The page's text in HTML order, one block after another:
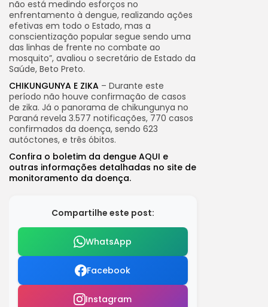
não está medindo esforços no
enfrentamento à dengue, realizando ações
efetivas em todo o Estado, mas a
conscientização popular segue sendo uma
das linhas de frente no combate ao
mosquito”, avaliou o secretário de Estado da
Saúde, Beto Preto.
CHIKUNGUNYA E ZIKA – Durante este
período não houve confirmação de casos
de zika. Já o panorama de chikungunya no
Paraná revela 3.577 notificações, 770 casos
confirmados da doença, sendo 623
autóctones, e três óbitos.
Confira o boletim da dengue AQUI e
outras informações detalhadas no site de
monitoramento da doença.
Compartilhe este post:
WhatsApp
Facebook
Instagram